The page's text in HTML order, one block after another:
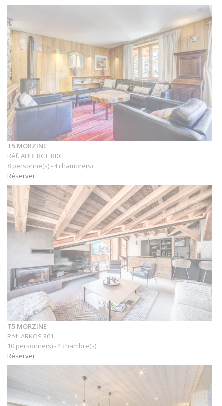
T5 MORZINE
Réf. AUBERGE RDC
8 personne(s) - 4 chambre(s)
Réserver
T5 MORZINE
Réf. ARKOS 301
10 personne(s) - 4 chambre(s)
Réserver